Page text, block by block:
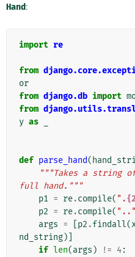
Hand:
import re
from
or
from django.db import
from
y as
def parse_hand(
"""Takes a string
full hand."""
p1 = re.compile( ".
p2 = re.compile( ".."
args = p2 .findall(
nd_string)]
if len(args ) != 4: